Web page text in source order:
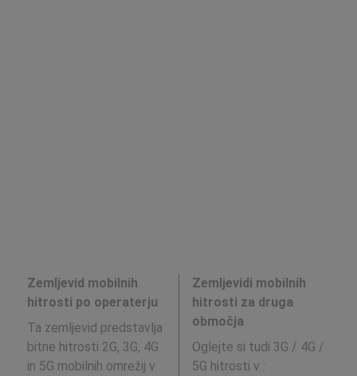
Zemljevid mobilnih
hitrosti po operaterju
Ta zemljevid predstavlja
bitne hitrosti 2G, 3G, 4G
in 5G mobilnih omrežij v
Zemljevidi mobilnih
hitrosti za druga
območja
Oglejte si tudi 3G / 4G /
5G hitrosti v :